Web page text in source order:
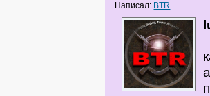
Написал: BTR